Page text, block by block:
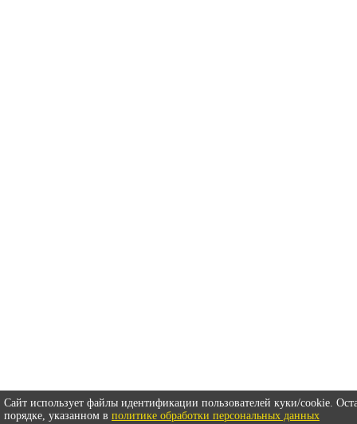
Сайт использует файлы идентификации пользователей куки/cookie.
порядке, указанном в политике обработки персональных данных